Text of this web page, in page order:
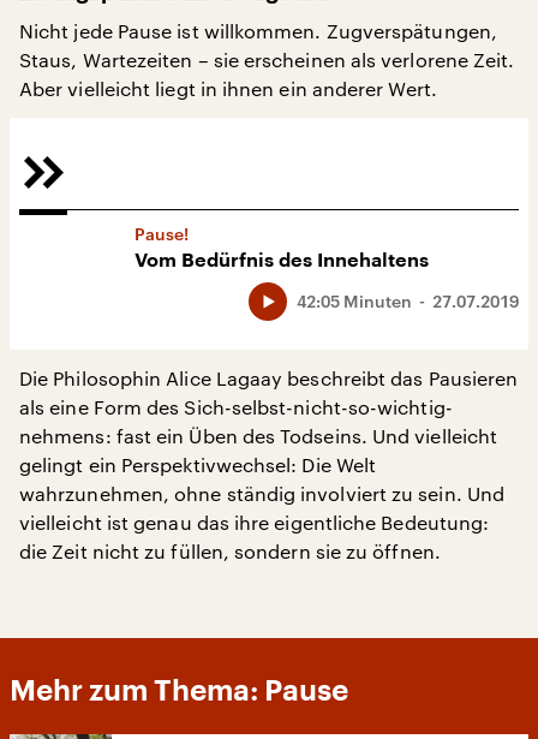
Nicht jede Pause ist willkommen. Zugverspätungen,
Staus, Wartezeiten – sie erscheinen als verlorene Zeit.
Aber vielleicht liegt in ihnen ein anderer Wert.
Pause!
Vom Bedürfnis des Innehaltens
27.07.2019
42:05 Minuten
Die Philosophin Alice Lagaay beschreibt das Pausieren
als eine Form des Sich-selbst-nicht-so-wichtig-
nehmens: fast ein Üben des Todseins. Und vielleicht
gelingt ein Perspektivwechsel: Die Welt
wahrzunehmen, ohne ständig involviert zu sein. Und
vielleicht ist genau das ihre eigentliche Bedeutung:
die Zeit nicht zu füllen, sondern sie zu öffnen.
Mehr zum Thema: Pause